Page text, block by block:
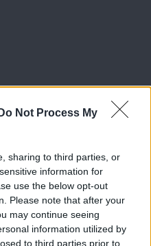
Do Not Process My
sharing to third parties, or
information for
use the below opt-out
Please note that after your
may continue seeing
information utilized by
to third parties prior to